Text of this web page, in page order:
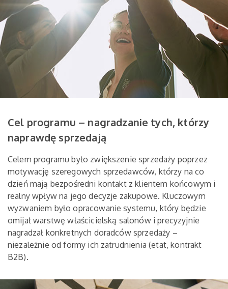
Cel programu – nagradzanie tych, którzy
naprawdę sprzedają
Celem programu było zwiększenie sprzedaży poprzez
motywację szeregowych sprzedawców, którzy na co
dzień mają bezpośredni kontakt z klientem końcowym i
realny wpływ na jego decyzje zakupowe. Kluczowym
wyzwaniem było opracowanie systemu, który będzie
omijał warstwę właścicielską salonów i precyzyjnie
nagradzał konkretnych doradców sprzedaży –
niezależnie od formy ich zatrudnienia (etat, kontrakt
B2B).